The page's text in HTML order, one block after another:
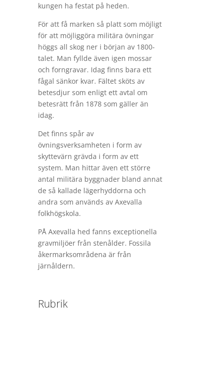
kungen ha festat på heden.
För att få marken så platt som möjligt
för att möjliggöra militära övningar
höggs all skog ner i början av 1800-
talet. Man fyllde även igen mossar
och forngravar. Idag finns bara ett
fågal sänkor kvar. Fältet sköts av
betesdjur som enligt ett avtal om
betesrätt från 1878 som gäller än
idag.
Det finns spår av
övningsverksamheten i form av
skyttevärn grävda i form av ett
system. Man hittar även ett större
antal militära byggnader bland annat
de så kallade lägerhyddorna och
andra som används av Axevalla
folkhögskola.
PÅ Axevalla hed fanns exceptionella
gravmiljöer från stenålder. Fossila
åkermarksområdena är från
järnåldern.
Rubrik